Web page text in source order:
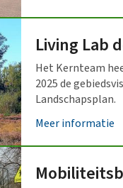
Living Lab
Het Kernteam
2025 de
Landschapsplan.
Meer informatie